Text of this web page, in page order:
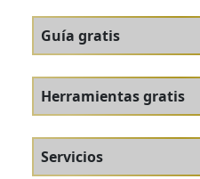
Guía gratis
Herramientas gratis
Servicios